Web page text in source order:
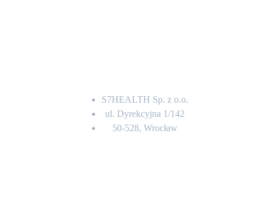
S7HEALTH Sp. z o.o.
ul. Dyrekcyjna 1/142
50-528, Wrocław